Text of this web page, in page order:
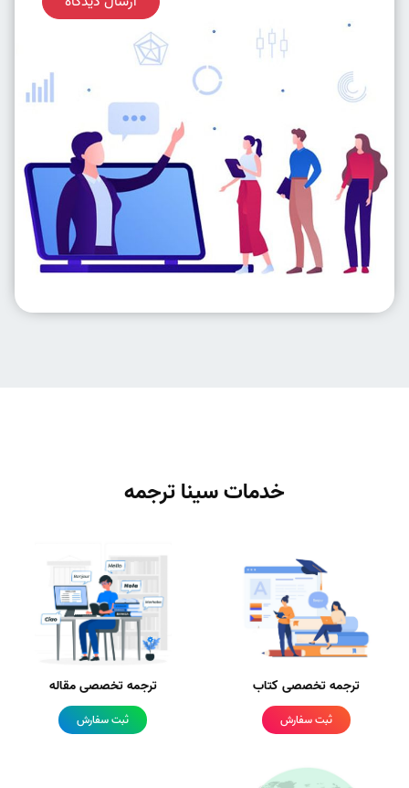
خدمات سینا ترجمه
ترجمه تخصصی کتاب
ثبت سفارش
ترجمه تخصصی مقاله
ثبت سفارش